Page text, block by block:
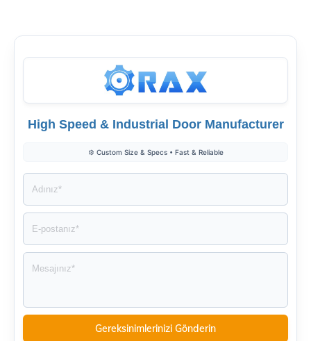
High Speed & Industrial Door Manufacturer
⚙️ Custom Size & Specs • Fast & Reliable